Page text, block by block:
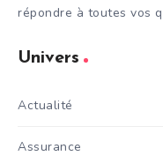
répondre à toutes vos
Univers
Actualité
Assurance